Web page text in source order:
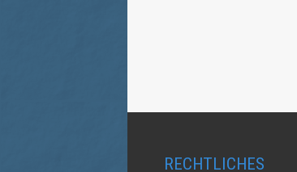
RECHTLICHES